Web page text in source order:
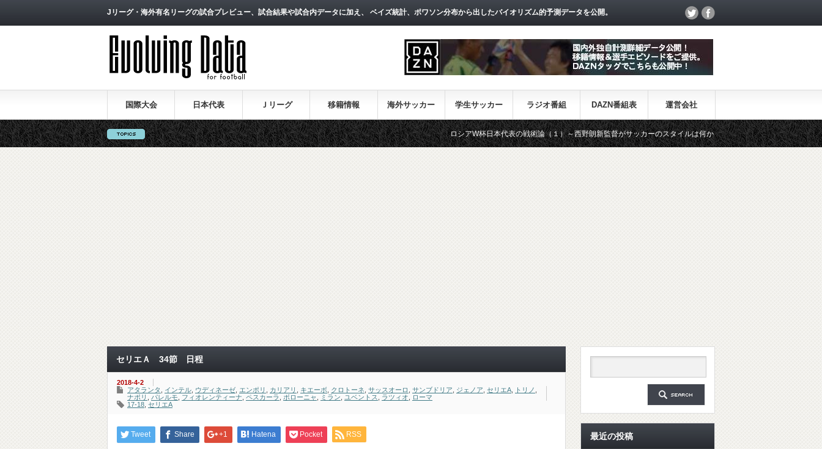
Jリーグ・海外有名リーグの試合プレビュー、試合結果や試合内データに加え、 ベイズ統計、ポワソン分布から出したバイオリズム的予測データを公開。
国際大会 日本代表 Ｊリーグ 移籍情報 海外サッカー 学生サッカー ラジオ番組 DAZN番組表 運営会社
ロシアW杯日本代表の戦術論（１）～西野朗新監督がサッカーのスタイルは何か～ 【一覧】J1・J2・J3リ
セリエＡ 34節 日程
2018-4-2
アタランタ
インテル ウディネーゼ エンポリ カリアリ キエーボ クロトーネ サッスオーロ サンブドリア ジェノア セリエA トリノ
ナポリ
パレルモ フィオレンティーナ ペスカーラ ボローニャ ミラン ユベントス ラツィオ
ローマ
17-18 セリエA
Tweet Share +1 Hatena Pocket RSS 最近の投稿